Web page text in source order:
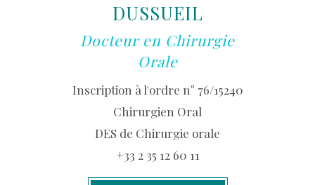
DUSSUEIL
Docteur en Chirurgie
Orale
Inscription à l'ordre n° 76/15240
Chirurgien Oral
DES de Chirurgie orale
+33 2 35 12 60 11